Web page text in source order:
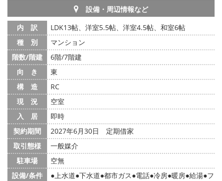
設備・周辺情報など
内 訳
LDK13帖、洋室5.5帖、洋室4.5帖、和室6帖
種 別
マンション
階数/階建
6階/7階建
向 き
東
構 造
RC
現 況
空室
入 居
即時
契約期間
2027年6月30日 定期借家
取引態様
一般媒介
駐車場
空無
設備/条件
上水道 下水道 都市ガス 電話 冷房 暖房 給湯 フ